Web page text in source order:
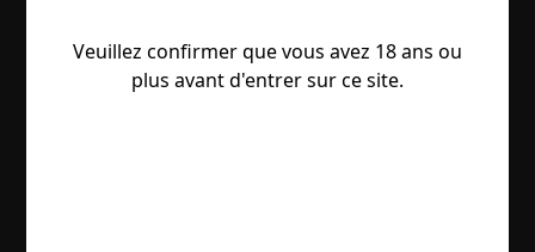
Veuillez confirmer que vous avez 18 ans ou
plus avant d'entrer sur ce site.